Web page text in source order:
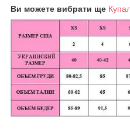
Ви можете вибрати ще